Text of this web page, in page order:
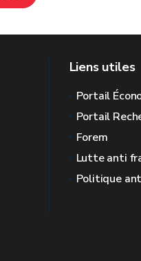
Liens utiles
Portail
Portail
Forem
Lutte anti
Politique